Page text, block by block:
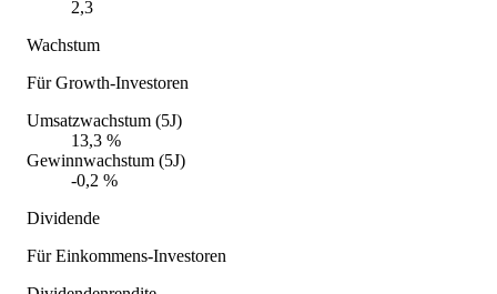
2,3
Wachstum
Für Growth-Investoren
Umsatzwachstum (5J)
13,3 %
Gewinnwachstum (5J)
-0,2 %
Dividende
Für Einkommens-Investoren